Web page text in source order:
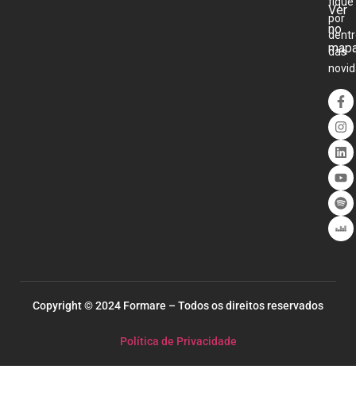
Ver
no
por
das
Copyright © 2024 Formare – Todos os direitos reservados
Política de Privacidade